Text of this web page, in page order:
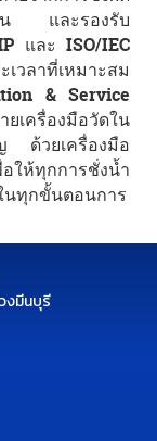
น และรองรับ
และ ISO/IEC
วลาที่เหมาะสม
& Service
เครื่องมือวัดใน
ด้วยเครื่องมือ
ให้ทุกการชั่งน้ำ
ทุกขั้นตอนการ
งมีนบุรี